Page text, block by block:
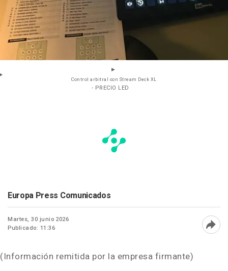
Control arbitral con Stream Deck XL
- PRECIO LED
Europa Press Comunicados
Martes, 30 junio 2026
Publicado: 11:36
(Información remitida por la empresa firmante)